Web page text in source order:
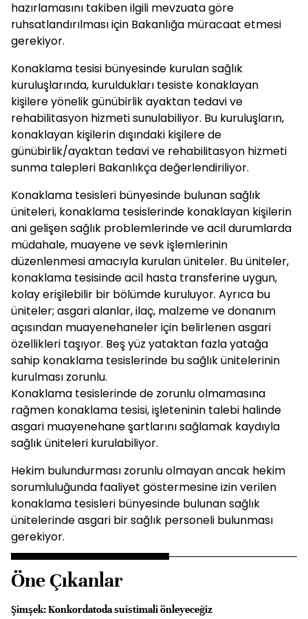
hazırlamasını takiben ilgili mevzuata göre
ruhsatlandırılması için Bakanlığa müracaat etmesi
gerekiyor.
Konaklama tesisi bünyesinde kurulan sağlık
kuruluşlarında, kuruldukları tesiste konaklayan
kişilere yönelik günübirlik ayaktan tedavi ve
rehabilitasyon hizmeti sunulabiliyor. Bu kuruluşların,
konaklayan kişilerin dışındaki kişilere de
günübirlik/ayaktan tedavi ve rehabilitasyon hizmeti
sunma talepleri Bakanlıkça değerlendiriliyor.
Konaklama tesisleri bünyesinde bulunan sağlık
üniteleri, konaklama tesislerinde konaklayan kişilerin
ani gelişen sağlık problemlerinde ve acil durumlarda
müdahale, muayene ve sevk işlemlerinin
düzenlenmesi amacıyla kurulan üniteler. Bu üniteler,
konaklama tesisinde acil hasta transferine uygun,
kolay erişilebilir bir bölümde kuruluyor. Ayrıca bu
üniteler; asgari alanlar, ilaç, malzeme ve donanım
açısından muayenehaneler için belirlenen asgari
özellikleri taşıyor. Beş yüz yataktan fazla yatağa
sahip konaklama tesislerinde bu sağlık ünitelerinin
kurulması zorunlu.
Konaklama tesislerinde de zorunlu olmamasına
rağmen konaklama tesisi, işleteninin talebi halinde
asgari muayenehane şartlarını sağlamak kaydıyla
sağlık üniteleri kurulabiliyor.
Hekim bulundurması zorunlu olmayan ancak hekim
sorumluluğunda faaliyet göstermesine izin verilen
konaklama tesisleri bünyesinde bulunan sağlık
ünitelerinde asgari bir sağlık personeli bulunması
gerekiyor.
Öne Çıkanlar
Şimşek: Konkordatoda suistimali önleyeceğiz